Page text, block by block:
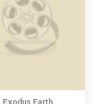
Exodus Earth